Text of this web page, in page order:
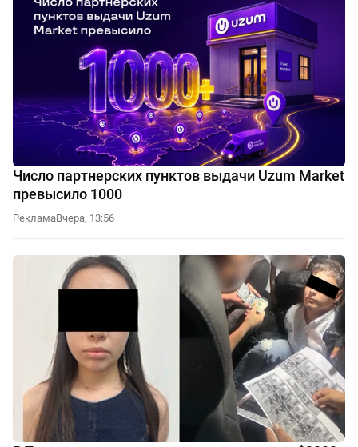
Число партнерских пунктов выдачи Uzum Market
превысило 1000
РекламаВчера, 13:56